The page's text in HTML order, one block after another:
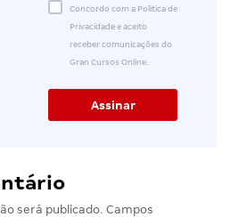
Concordo com a Política de
Privacidade e aceito
receber comunicações do
Gran Cursos Online.
será publicado. Campos